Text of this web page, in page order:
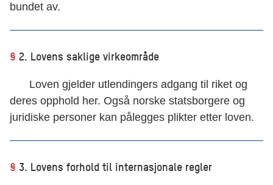
bundet av.
§ 2. Lovens saklige virkeområde
Loven gjelder utlendingers adgang til riket og
deres opphold her. Også norske statsborgere og
juridiske personer kan pålegges plikter etter loven.
§ 3. Lovens forhold til internasjonale regler